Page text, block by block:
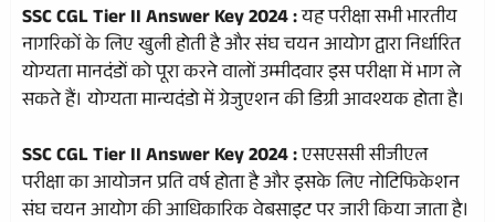
SSC CGL Tier II Answer Key 2024 :यह परीक्षा सभी भारतीय
नागरिकों के लिए खुली होती है और संघ चयन आयोग द्वारा निर्धारित
योग्यता मानदंडों को पूरा करने वालों उम्मीदवार इस परीक्षा में भाग ले
सकते हैं। योग्यता मान्यदंडो में ग्रेजुएशन की डिग्री आवश्यक होता है।
SSC CGL Tier II Answer Key 2024 :एसएससी सीजीएल
परीक्षा का आयोजन प्रति वर्ष होता है और इसके लिए नोटिफिकेशन
संघ चयन आयोग की आधिकारिक वेबसाइट पर जारी किया जाता है।